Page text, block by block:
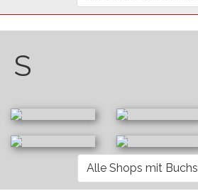
S
Alle Shops mit